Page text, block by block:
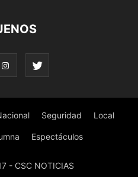
Seguridad Local
Espectáculos
- CSC NOTICIAS